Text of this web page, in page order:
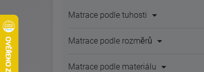
Matrace podle tuhosti
Matrace podle rozměrů
Matrace podle materiálu